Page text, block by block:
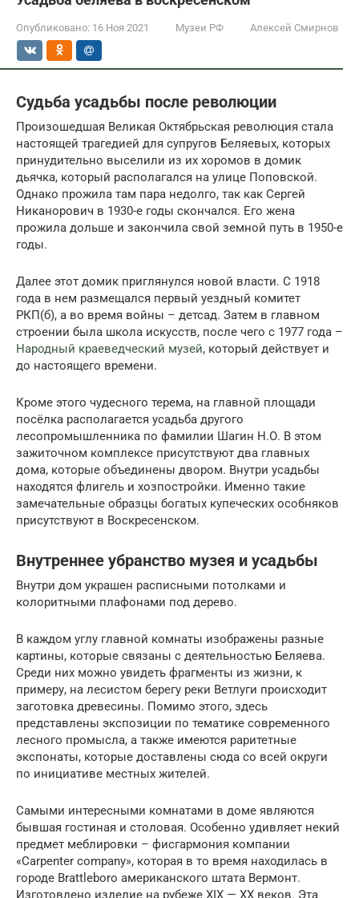
Опубликовано: 16 Ноя 2021 Музеи РФ Алексей Смирнов
Судьба усадьбы после революции
Произошедшая Великая Октябрьская революция стала
настоящей трагедией для супругов Беляевых, которых
принудительно выселили из их хоромов в домик
дьячка, который располагался на улице Поповской.
Однако прожила там пара недолго, так как Сергей
Никанорович в 1930-е годы скончался. Его жена
прожила дольше и закончила свой земной путь в 1950-е
годы.
Далее этот домик приглянулся новой власти. С 1918
года в нем размещался первый уездный комитет
РКП(б), а во время войны – детсад. Затем в главном
строении была школа искусств, после чего с 1977 года –
Народный краеведческий музей, который действует и
до настоящего времени.
Кроме этого чудесного терема, на главной площади
посёлка располагается усадьба другого
лесопромышленника по фамилии Шагин Н.О. В этом
зажиточном комплексе присутствуют два главных
дома, которые объединены двором. Внутри усадьбы
находятся флигель и хозпостройки. Именно такие
замечательные образцы богатых купеческих особняков
присутствуют в Воскресенском.
Внутреннее убранство музея и усадьбы
Внутри дом украшен расписными потолками и
колоритными плафонами под дерево.
В каждом углу главной комнаты изображены разные
картины, которые связаны с деятельностью Беляева.
Среди них можно увидеть фрагменты из жизни, к
примеру, на лесистом берегу реки Ветлуги происходит
заготовка древесины. Помимо этого, здесь
представлены экспозиции по тематике современного
лесного промысла, а также имеются раритетные
экспонаты, которые доставлены сюда со всей округи
по инициативе местных жителей.
Самыми интересными комнатами в доме являются
бывшая гостиная и столовая. Особенно удивляет некий
предмет меблировки – фисгармония компании
«Carpenter company», которая в то время находилась в
городе Brattleboro американского штата Вермонт.
Изготовлено изделие на рубеже XIX — XX веков. Эта